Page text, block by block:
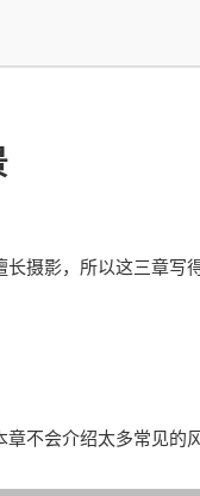
摄影，所以这三章写
不会介绍太多常见的